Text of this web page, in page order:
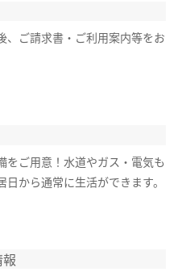
、ご請求書・ご利用案内等をお
をご用意！水道やガス・電気も
日から通常に生活ができます。